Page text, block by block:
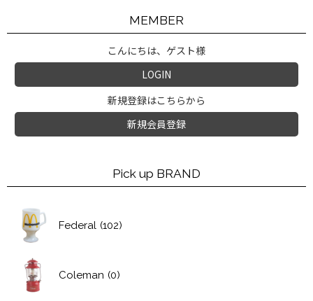
MEMBER
こんにちは、ゲスト様
LOGIN
新規登録はこちらから
新規会員登録
Pick up BRAND
Federal (102)
Coleman (0)